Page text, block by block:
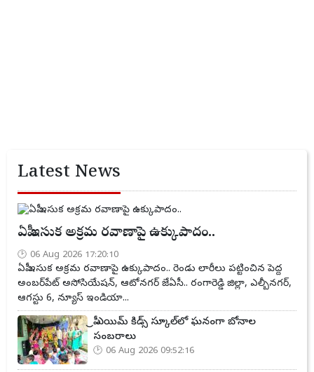
Latest News
ఏపీ ఇసుక అక్రమ రవాణాపై ఉక్కుపాదం..
06 Aug 2026 17:20:10
ఏపీ ఇసుక అక్రమ రవాణాపై ఉక్కుపాదం.. రెండు లారీలు పట్టించిన పెద్ద
అంబర్‌పేట్ అసోసియేషన్, ఆటోనగర్ జేఏసీ.. రంగారెడ్డి జిల్లా, ఎల్బీనగర్,
ఆగస్టు 6, న్యూస్ ఇండియా...
ప్రీ ఎయిమ్ కిడ్స్ స్కూల్‌లో ఘనంగా బోనాల
సంబరాలు
06 Aug 2026 09:52:16